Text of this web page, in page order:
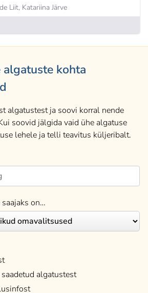
Liit, Katariina Järve
kohta
algatustest ja soovi korral nende
soovid jälgida vaid ühe algatuse
lehele ja telli teavitus küljeribalt.
on…
algatustest